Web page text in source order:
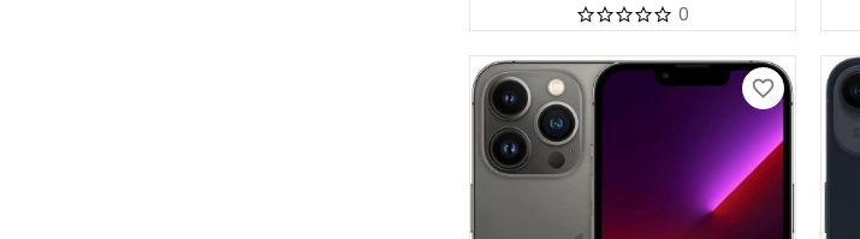
0
favorite_border